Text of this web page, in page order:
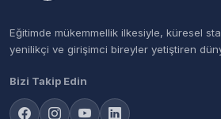
Eğitimde mükemmellik ilkesiyle, küresel
yenilikçi ve girişimci bireyler yetiştiren
Bizi Takip Edin